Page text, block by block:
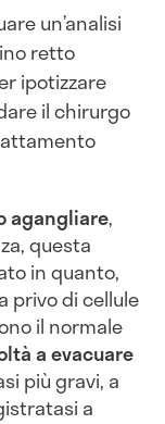
un’analisi
retto
ipotizzare
il chirurgo
agangliare,
questa
in quanto,
privo di cellule
il normale
a evacuare
più gravi, a
a